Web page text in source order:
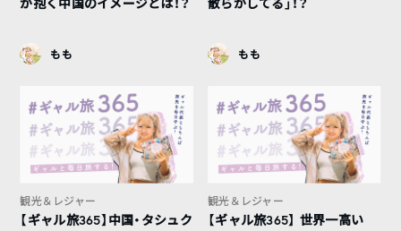
が抱く中国のイメージとは！？
もも
散らかしてる」！？
もも
観光＆レジャー
【ギャル旅365】中国・タシュク
観光＆レジャー
【ギャル旅365】 世界一高い